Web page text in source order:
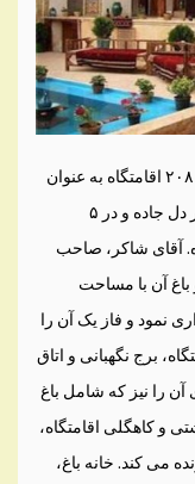
اقامتگاه خانه باغ شاکر که در سال ۹۵ از میان ۲۰۸ اقامتگاه به عنوان
برترین اقامتگاه استان اصفهان شناخته شد، در دل جاده و در ۵
آقای شاکر، صاحب
و باغ آن با مساحت
نمود و فاز یک آن را
برج نگهبانی و اتاق
را نیز که شامل باغ
و کاهگلی اقامتگاه،
می کند. خانه باغ،